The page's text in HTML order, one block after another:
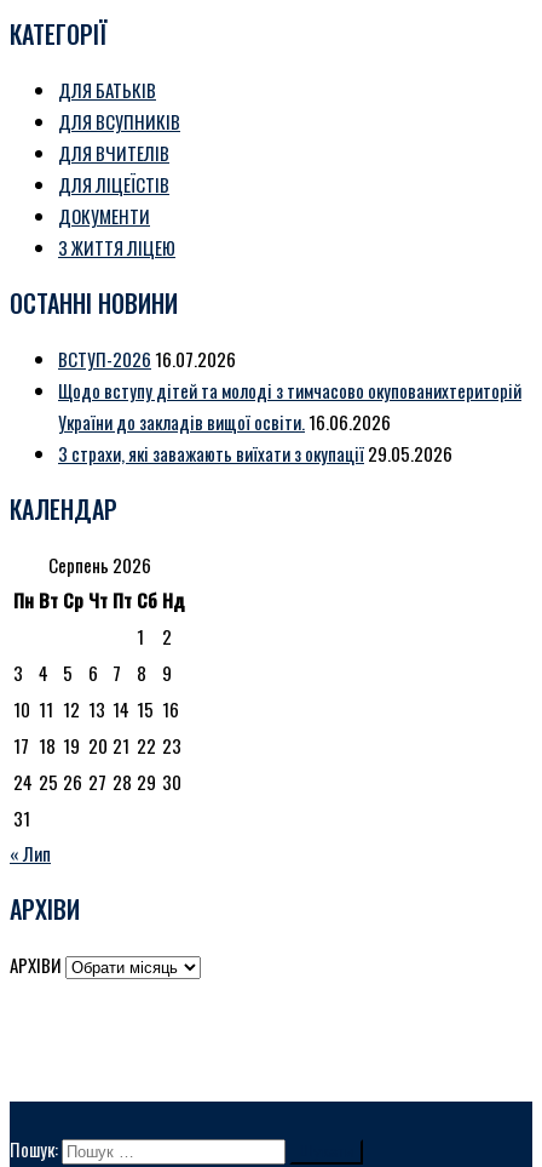
КАТЕГОРІЇ
ДЛЯ БАТЬКІВ
ДЛЯ ВСУПНИКІВ
ДЛЯ ВЧИТЕЛІВ
ДЛЯ ЛІЦЕЇСТІВ
ДОКУМЕНТИ
З ЖИТТЯ ЛІЦЕЮ
ОСТАННІ НОВИНИ
ВСТУП-2026 16.07.2026
Щодо вступу дітей та молоді з тимчасово окупованихтериторій
України до закладів вищої освіти.16.06.2026
3 страхи, які заважають виїхати з окупації29.05.2026
КАЛЕНДАР
Серпень 2026
Пн Вт Ср Чт Пт Сб Нд
1
2
3
4 5 6 7 8
9
10 11 12 13 14 15 16
17 18 19 20 21 22 23
24 25 26 27 28 29 30
31
« Лип
АРХІВИ
АРХІВИ
Пошук: